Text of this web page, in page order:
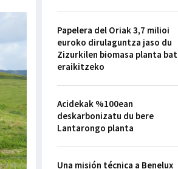
Papelera del Oriak 3,7 milioi
euroko dirulaguntza jaso du
Zizurkilen biomasa planta bat
eraikitzeko
Acidekak %100ean
deskarbonizatu du bere
Lantarongo planta
Una misión técnica a Benelux